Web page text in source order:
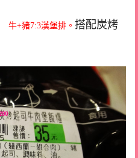
牛+豬7:3漢堡排。 搭配炭烤